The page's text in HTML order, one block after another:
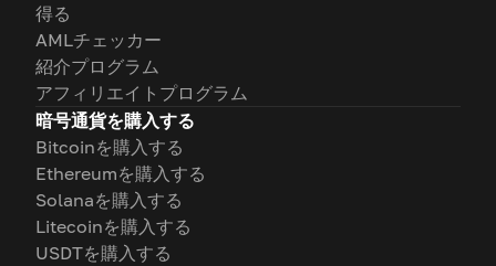
得る
AMLチェッカー
紹介プログラム
アフィリエイトプログラム
暗号通貨を購入する
Bitcoinを購入する
Ethereumを購入する
Solanaを購入する
Litecoinを購入する
USDTを購入する